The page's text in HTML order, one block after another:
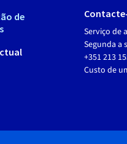
de
Serviço de
Segunda a
+351 213
Custo de